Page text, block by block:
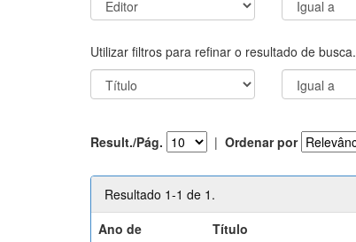
Utilizar filtros para refinar o resultado de busca.
Result./Pág. | Ordenar por
Resultado 1-1 de 1.
Ano de
Título